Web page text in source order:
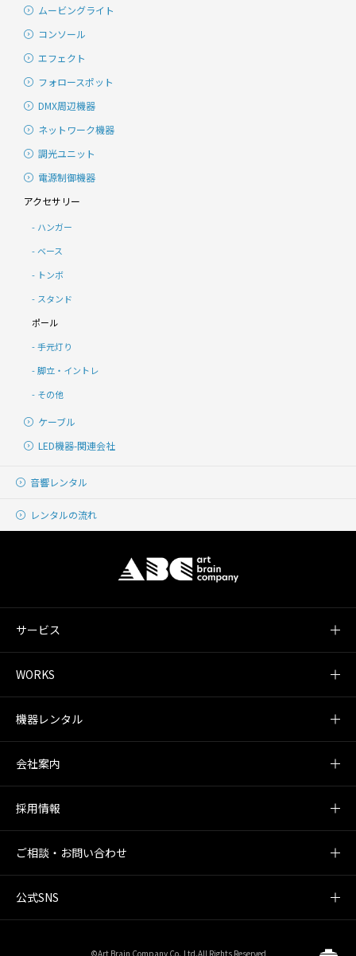
ムービングライト
コンソール
エフェクト
フォロースポット
DMX周辺機器
ネットワーク機器
調光ユニット
電源制御機器
アクセサリー
ハンガー
ベース
トンボ
スタンド
ポール
手元灯り
脚立・イントレ
その他
ケーブル
LED機器-関連会社
音響レンタル
レンタルの流れ
サービス
WORKS
機器レンタル
会社案内
採用情報
ご相談・お問い合わせ
公式SNS
©Art Brain Company Co.,Ltd.All Rights Reserved